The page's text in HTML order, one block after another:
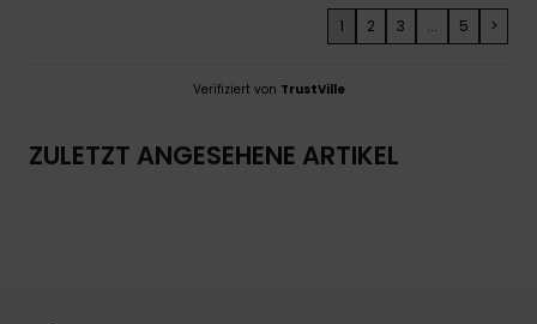
1 2 3 ... 5 >
Verifiziert von TrustVille
ZULETZT ANGESEHENE ARTIKEL